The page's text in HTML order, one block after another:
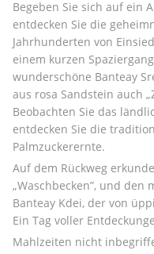
Begeben Sie sich auf ein
entdecken Sie die
Jahrhunderten von
einem kurzen
wunderschöne Banteay
aus rosa Sandstein auch
Beobachten Sie das
entdecken Sie die
Palmzuckerernte.
Auf dem Rückweg
„Waschbecken”, und den
Banteay Kdei, der von
Ein Tag voller
Mahlzeiten nicht